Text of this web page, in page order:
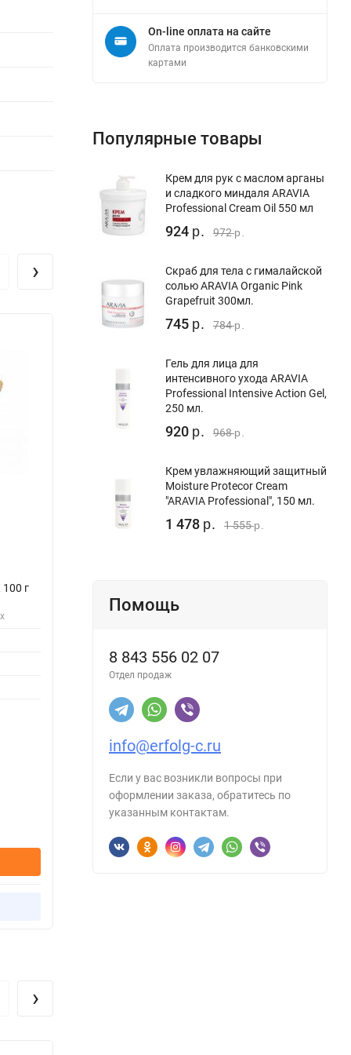
100 г
Алмазная крошка
маникюра
Диаметр хвостовика:
Насечка Торнадо: нет
Страна происхождения: Россия
141.524.023
р.
›
›
On-line оплата на сайте
Оплата производится банковскими
картами
Популярные товары
Крем для рук c маслом арганы
и сладкого миндаля ARAVIA
Professional Cream Oil 550 мл
924 р. 972р.
Скраб для тела с гималайской
солью ARAVIA Organic Pink
Grapefruit 300мл.
745 р. 784р.
Гель для лица для
интенсивного ухода ARAVIA
Professional Intensive Action Gel,
250 мл.
920 р. 968р.
Крем увлажняющий защитный
Moisture Protecor Cream
"ARAVIA Professional", 150 мл.
1 478 р. 1 555р.
Помощь
8 843 556 02 07
Отдел продаж
info@erfolg-c.ru
Если у вас возникли вопросы при
оформлении заказа, обратитесь по
указанным контактам.